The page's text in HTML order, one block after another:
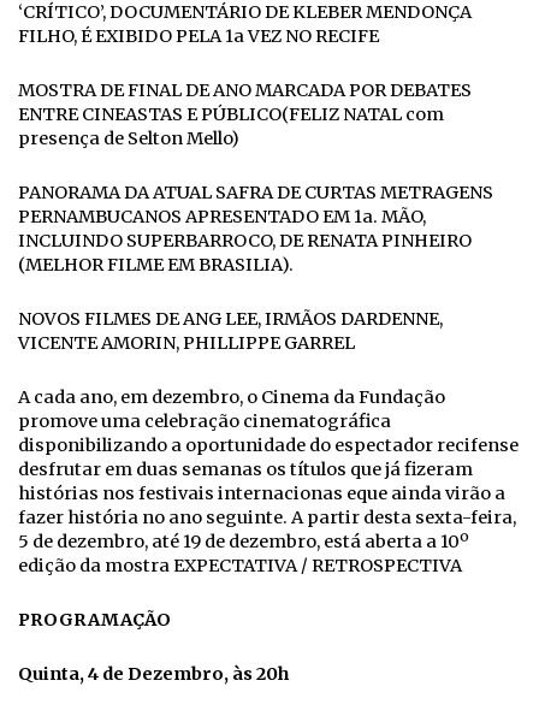
‘CRÍTICO’, DOCUMENTÁRIO DE KLEBER MENDONÇA
FILHO, É EXIBIDO PELA 1a VEZ NO RECIFE
MOSTRA DE FINAL DE ANO MARCADA POR DEBATES
ENTRE CINEASTAS E PÚBLICO(FELIZ NATAL com
presença de Selton Mello)
PANORAMA DA ATUAL SAFRA DE CURTAS METRAGENS
PERNAMBUCANOS APRESENTADO EM 1a. MÃO,
INCLUINDO SUPERBARROCO, DE RENATA PINHEIRO
(MELHOR FILME EM BRASILIA).
NOVOS FILMES DE ANG LEE, IRMÃOS DARDENNE,
VICENTE AMORIN, PHILLIPPE GARREL
A cada ano, em dezembro, o Cinema da Fundação
promove uma celebração cinematográfica
disponibilizando a oportunidade do espectador recifense
desfrutar em duas semanas os títulos que já fizeram
histórias nos festivais internacionas eque ainda virão a
fazer história no ano seguinte. A partir desta sexta-feira,
5 de dezembro, até 19 de dezembro, está aberta a 10º
edição da mostra EXPECTATIVA / RETROSPECTIVA
PROGRAMAÇÃO
Quinta, 4 de Dezembro, às 20h